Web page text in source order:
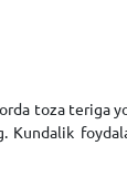
toza teriga
Kundalik